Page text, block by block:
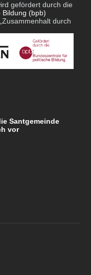
gefördert durch die
Bildung (bpb)
durch
Santgemeinde
vor